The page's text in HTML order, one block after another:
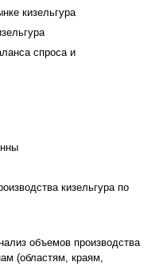
кизельгура
спроса и
кизельгура по
объемов производства
(областям, краям,